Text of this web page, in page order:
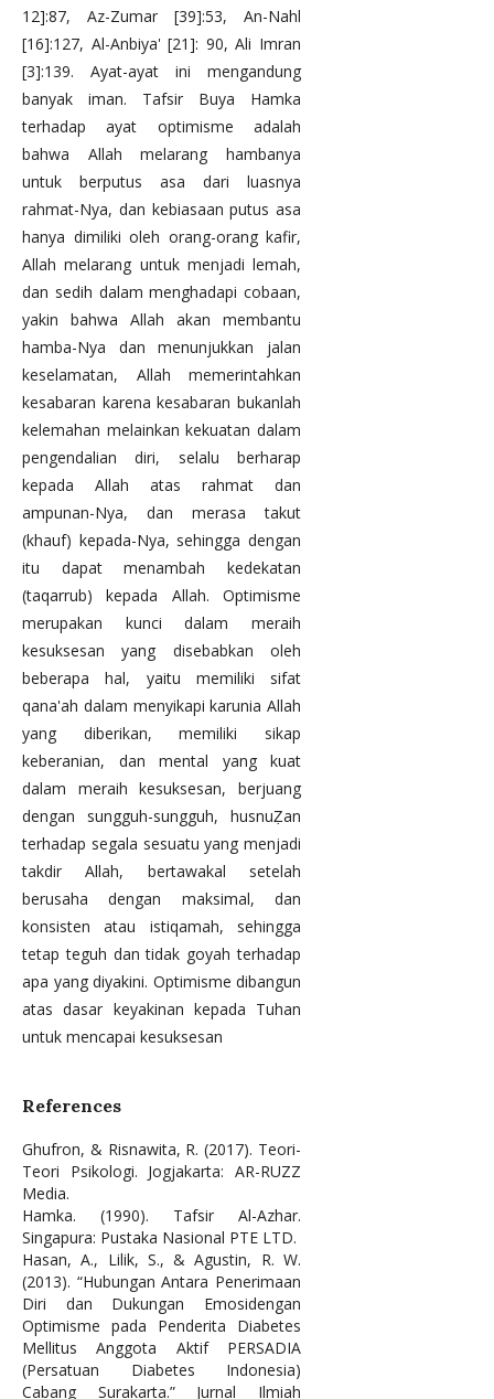
12]:87, Az-Zumar [39]:53, An-Nahl
[16]:127, Al-Anbiya' [21]: 90, Ali Imran
[3]:139. Ayat-ayat ini mengandung
banyak iman. Tafsir Buya Hamka
terhadap ayat optimisme adalah
bahwa Allah melarang hambanya
untuk berputus asa dari luasnya
rahmat-Nya, dan kebiasaan putus asa
hanya dimiliki oleh orang-orang kafir,
Allah melarang untuk menjadi lemah,
dan sedih dalam menghadapi cobaan,
yakin bahwa Allah akan membantu
hamba-Nya dan menunjukkan jalan
keselamatan, Allah memerintahkan
kesabaran karena kesabaran bukanlah
kelemahan melainkan kekuatan dalam
pengendalian diri, selalu berharap
kepada Allah atas rahmat dan
ampunan-Nya, dan merasa takut
(khauf) kepada-Nya, sehingga dengan
itu dapat menambah kedekatan
(taqarrub) kepada Allah. Optimisme
merupakan kunci dalam meraih
kesuksesan yang disebabkan oleh
beberapa hal, yaitu memiliki sifat
qana'ah dalam menyikapi karunia Allah
yang diberikan, memiliki sikap
keberanian, dan mental yang kuat
dalam meraih kesuksesan, berjuang
dengan sungguh-sungguh, husnuẒan
terhadap segala sesuatu yang menjadi
takdir Allah, bertawakal setelah
berusaha dengan maksimal, dan
konsisten atau istiqamah, sehingga
tetap teguh dan tidak goyah terhadap
apa yang diyakini. Optimisme dibangun
atas dasar keyakinan kepada Tuhan
untuk mencapai kesuksesan
References
Ghufron, & Risnawita, R. (2017). Teori-
Teori Psikologi. Jogjakarta: AR-RUZZ
Media.
Hamka. (1990). Tafsir Al-Azhar.
Singapura: Pustaka Nasional PTE LTD.
Hasan, A., Lilik, S., & Agustin, R. W.
(2013). “Hubungan Antara Penerimaan
Diri dan Dukungan Emosidengan
Optimisme pada Penderita Diabetes
Mellitus Anggota Aktif PERSADIA
(Persatuan Diabetes Indonesia)
Cabang Surakarta.” Jurnal Ilmiah